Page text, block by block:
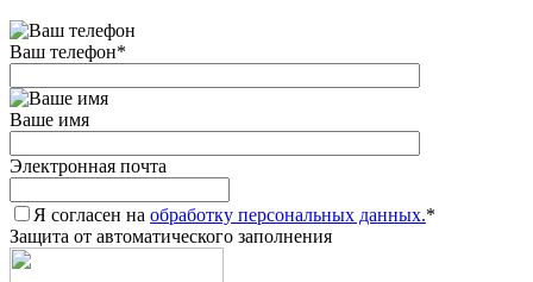
Ваш телефон*
Ваше имя
Электронная почта
Я согласен на обработку персональных данных.*
Защита от автоматического заполнения